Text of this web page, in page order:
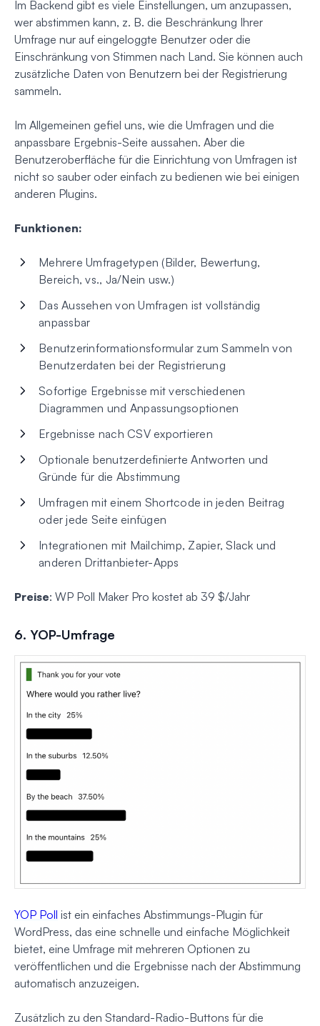
Im Backend gibt es viele Einstellungen, um anzupassen,
wer abstimmen kann, z. B. die Beschränkung Ihrer
Umfrage nur auf eingeloggte Benutzer oder die
Einschränkung von Stimmen nach Land. Sie können auch
zusätzliche Daten von Benutzern bei der Registrierung
sammeln.
Im Allgemeinen gefiel uns, wie die Umfragen und die
anpassbare Ergebnis-Seite aussahen. Aber die
Benutzeroberfläche für die Einrichtung von Umfragen ist
nicht so sauber oder einfach zu bedienen wie bei einigen
anderen Plugins.
Funktionen:
Mehrere Umfragetypen (Bilder, Bewertung,
Bereich, vs., Ja/Nein usw.)
Das Aussehen von Umfragen ist vollständig
anpassbar
Benutzerinformationsformular zum Sammeln von
Benutzerdaten bei der Registrierung
Sofortige Ergebnisse mit verschiedenen
Diagrammen und Anpassungsoptionen
Ergebnisse nach CSV exportieren
Optionale benutzerdefinierte Antworten und
Gründe für die Abstimmung
Umfragen mit einem Shortcode in jeden Beitrag
oder jede Seite einfügen
Integrationen mit Mailchimp, Zapier, Slack und
anderen Drittanbieter-Apps
Preise: WP Poll Maker Pro kostet ab 39 $/Jahr
6. YOP-Umfrage
YOP Poll ist ein einfaches Abstimmungs-Plugin für
WordPress, das eine schnelle und einfache Möglichkeit
bietet, eine Umfrage mit mehreren Optionen zu
veröffentlichen und die Ergebnisse nach der Abstimmung
automatisch anzuzeigen.
Zusätzlich zu den Standard-Radio-Buttons für die